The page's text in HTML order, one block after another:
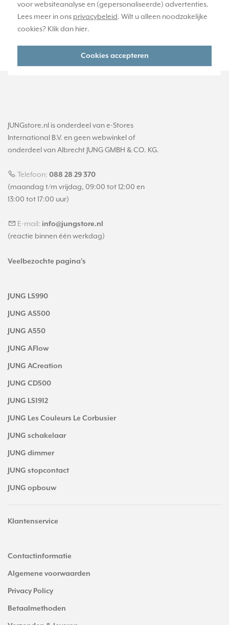
voor websiteanalyse en (gepersonaliseerde) advertenties.
Lees meer in ons privacybeleid. Wilt u alleen noodzakelijke
cookies? Klik dan hier.
Cookies accepteren
veilig kopen met kopersbescherming
voor 21u besteld, morgen in huis*
JUNGstore.nl is onderdeel van e-Stores
International B.V. en geen webwinkel of
onderdeel van Albrecht JUNG GMBH & CO. KG.
Telefoon: 088 28 29 370
(maandag t/m vrijdag, 09:00 tot 12:00 en
13:00 tot 17:00 uur)
E-mail: info@jungstore.nl
(reactie binnen één werkdag)
Veelbezochte pagina's
JUNG LS990
JUNG AS500
JUNG A550
JUNG AFlow
JUNG ACreation
JUNG CD500
JUNG LS1912
JUNG Les Couleurs Le Corbusier
JUNG schakelaar
JUNG dimmer
JUNG stopcontact
JUNG opbouw
Klantenservice
Contactinformatie
Algemene voorwaarden
Privacy Policy
Betaalmethoden